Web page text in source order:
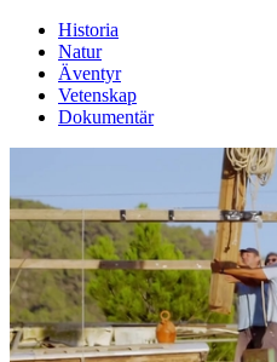
Historia
Natur
Äventyr
Vetenskap
Dokumentär